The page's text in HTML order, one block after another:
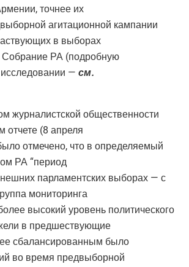
точнее их
агитационной кампании
в выборах
РА (подробную
— см.
журналистской общественности
отчете (8 апреля
отмечено, что в определяемый
РА “период
парламентских выборах — с
мониторинга
высокий уровень политического
в предшествующие
сбалансированным было
во время предвыборной